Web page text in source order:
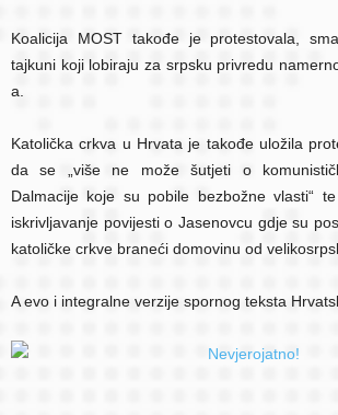
Koalicija MOST takođe je protestovala,
tajkuni koji lobiraju za srpsku privredu
a.
Katolička crkva u Hrvata je takođe uložila
da se „više ne može šutjeti o
Dalmacije koje su pobile bezbožne vlasti“
iskrivljavanje povijesti o Jasenovcu gdje su
katoličke crkve braneći domovinu od
A evo i integralne verzije spornog teksta